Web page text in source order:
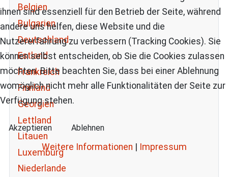
Belgien
Bulgarien
Deutschland
Estland
Frankreich
Finnland
Georgien
Lettland
Litauen
Luxemburg
Niederlande
ihnen sind essenziell für den Betrieb der Seite, während
andere uns helfen, diese Website und die
Nutzererfahrung zu verbessern (Tracking Cookies). Sie
können selbst entscheiden, ob Sie die Cookies zulassen
möchten. Bitte beachten Sie, dass bei einer Ablehnung
womöglich nicht mehr alle Funktionalitäten der Seite zur
Verfügung stehen.
Akzeptieren Ablehnen
Weitere Informationen | Impressum